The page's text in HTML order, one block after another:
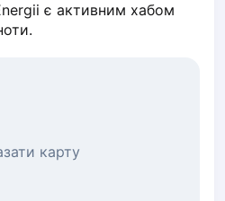
є активним хабом
карту